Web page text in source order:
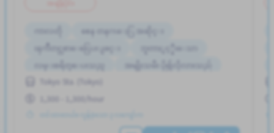
စေန တနဂၤေႏြ အဆိုင္း
ၾကိဳတင္လစာေငြေပးျခင္း
ဘူတာႏွင့္နီးေသာ
လမ္းစရိတ္ေပးသည္
အမျိုးသမီး ပို၍လိုလားသည်
Tokyo Sta. (Tokyo)
1,300 - 1,300/hour